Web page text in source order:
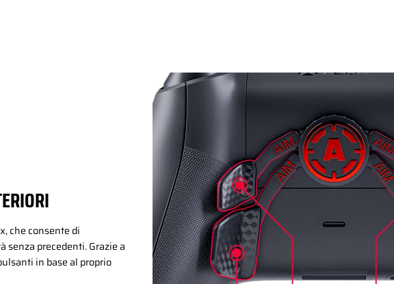
che consente di
precedenti. Grazie a
in base al proprio